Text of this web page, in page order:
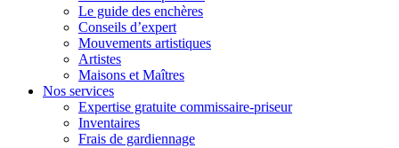
Le guide des enchères
Conseils d’expert
Mouvements artistiques
Artistes
Maisons et Maîtres
Nos services
Expertise gratuite commissaire-priseur
Inventaires
Frais de gardiennage